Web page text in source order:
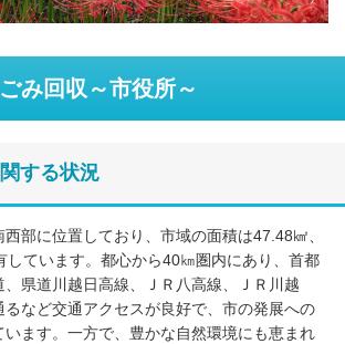
み回収～市役所～
する状況
部に位置しており、市域の面積は47.48㎢、
しています。都心から40㎞圏内にあり、首都
、県道川越日高線、ＪＲ八高線、ＪＲ川越
など交通アクセスが良好で、市の発展への
います。一方で、豊かな自然環境にも恵まれ